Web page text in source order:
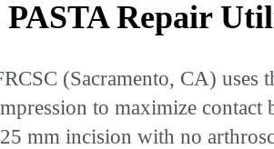
Repair
(Sacramento, CA) uses
to maximize contact
mm incision with no